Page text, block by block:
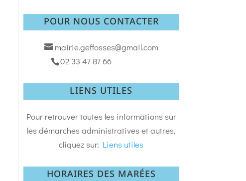
POUR NOUS CONTACTER
mairie.geffosses@gmail.com
02 33 47 87 66
LIENS UTILES
Pour retrouver toutes les informations sur
les démarches administratives et autres,
cliquez sur: Liens utiles
HORAIRES DES MARÉES